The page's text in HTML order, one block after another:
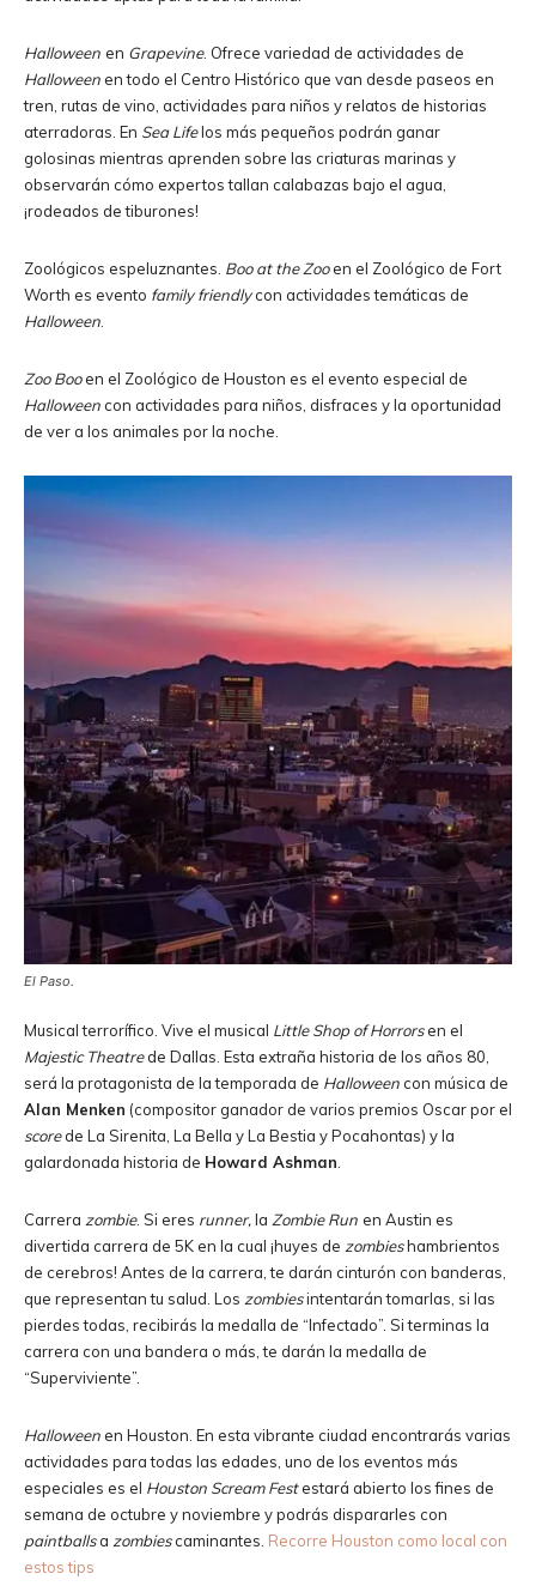
Halloween en Grapevine. Ofrece variedad de actividades de
Halloween en todo el Centro Histórico que van desde paseos en
tren, rutas de vino, actividades para niños y relatos de historias
aterradoras. En Sea Lifelos más pequeños podrán ganar
golosinas mientras aprenden sobre las criaturas marinas y
observarán cómo expertos tallan calabazas bajo el agua,
¡rodeados de tiburones!
Zoológicos espeluznantes. Boo at the Zooen el Zoológico de Fort
Worth es evento family friendlycon actividades temáticas de
Halloween
Zoo Booen el Zoológico de Houston es el evento especial de
Halloween con actividades para niños, disfraces y la oportunidad
de ver a los animales por la noche.
El Paso.
Musical terrorífico. Vive el musical Little Shop of Horrorsen el
Majestic Theatrede Dallas. Esta extraña historia de los años 80,
será la protagonista de la temporada de Halloween con música de
Alan Menken (compositor ganador de varios premios Oscar por el
scorede La Sirenita, La Bella y La Bestia y Pocahontas) y la
galardonada historia de Howard Ashman
Carrera zombie. Si eres runner,la Zombie Run en Austin es
divertida carrera de 5K en la cual ¡huyes de zombieshambrientos
de cerebros! Antes de la carrera, te darán cinturón con banderas,
que representan tu salud. Los zombiesintentarán tomarlas, si las
pierdes todas, recibirás la medalla de “Infectado”. Si terminas la
carrera con una bandera o más, te darán la medalla de
“Superviviente”.
Halloween en Houston. En esta vibrante ciudad encontrarás varias
actividades para todas las edades, uno de los eventos más
especiales es el Houston Scream Festestará abierto los fines de
semana de octubre y noviembre y podrás dispararles con
paintballsa zombiescaminantes. Recorre Houston como local con
estos tips